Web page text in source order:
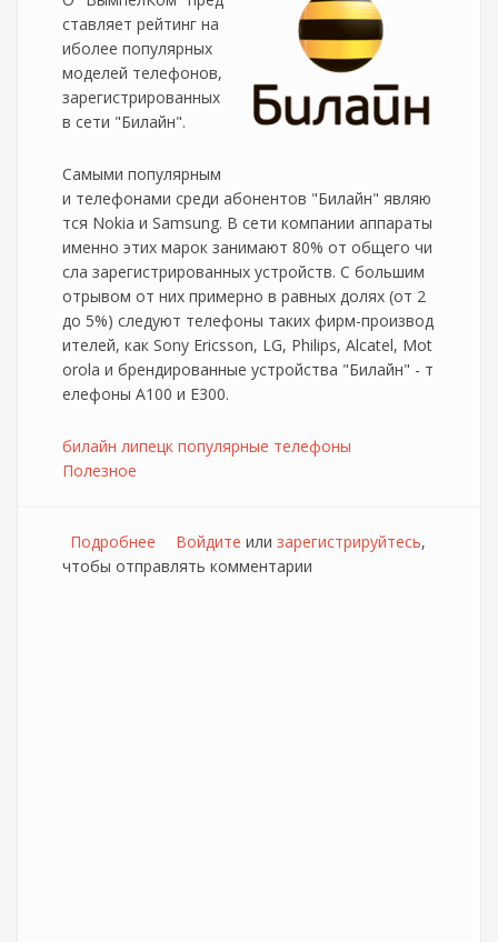
ставляет рейтинг на
иболее популярных
моделей телефонов,
зарегистрированных
в сети "Билайн".
Самыми популярным
и телефонами среди абонентов "Билайн" являю
тся Nokia и Samsung. В сети компании аппараты
именно этих марок занимают 80% от общего чи
сла зарегистрированных устройств. С большим
отрывом от них примерно в равных долях (от 2
до 5%) следуют телефоны таких фирм-производ
ителей, как Sony Ericsson, LG, Philips, Alcatel, Mot
orola и брендированные устройства "Билайн" - т
елефоны А100 и Е300.
билайн липецк популярные телефоны
Полезное
Подробнее о Липецкие абоненты "Билайн" стали
больше пользоваться смартфонами
Войдите или зарегистрируйтесь,
чтобы отправлять комментарии